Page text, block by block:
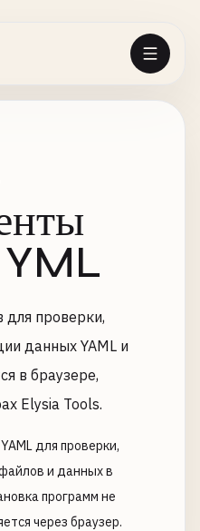
для проверки,
данных YAML и
в браузере,
Elysia Tools.
для проверки,
и данных в
программ не
через браузер.